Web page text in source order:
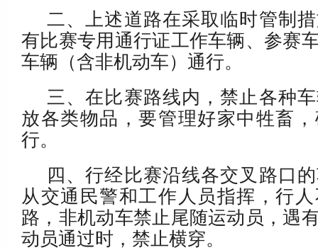
二、上述道路在采取临时管制
有比赛专用通行证工作车辆、参赛
车辆（含非机动车）通行。
三、在比赛路线内，禁止各种
放各类物品，要管理好家中牲畜
行。
四、行经比赛沿线各交叉路口
从交通民警和工作人员指挥，行
路，非机动车禁止尾随运动员，遇
动员通过时，禁止横穿。